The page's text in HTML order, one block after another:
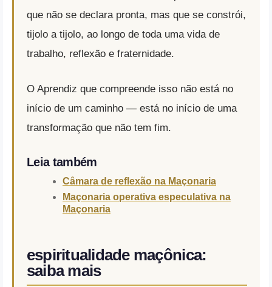
que não se declara pronta, mas que se constrói,
tijolo a tijolo, ao longo de toda uma vida de
trabalho, reflexão e fraternidade.
O Aprendiz que compreende isso não está no
início de um caminho — está no início de uma
transformação que não tem fim.
Leia também
Câmara de reflexão na Maçonaria
Maçonaria operativa especulativa na
Maçonaria
espiritualidade maçônica:
saiba mais